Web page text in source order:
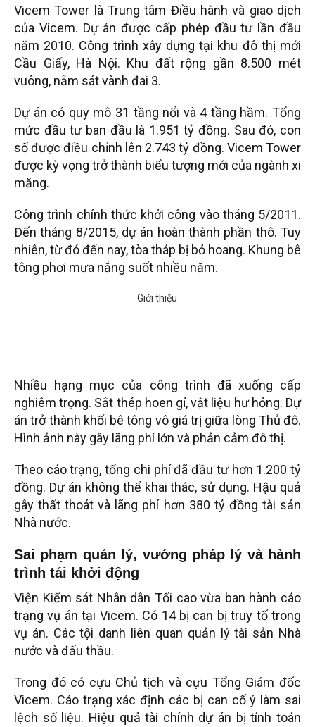
Vicem Tower là Trung tâm Điều hành và giao dịch
của Vicem. Dự án được cấp phép đầu tư lần đầu
năm 2010. Công trình xây dựng tại khu đô thị mới
Cầu Giấy, Hà Nội. Khu đất rộng gần 8.500 mét
vuông, nằm sát vành đai 3.
Dự án có quy mô 31 tầng nổi và 4 tầng hầm. Tổng
mức đầu tư ban đầu là 1.951 tỷ đồng. Sau đó, con
số được điều chỉnh lên 2.743 tỷ đồng. Vicem Tower
được kỳ vọng trở thành biểu tượng mới của ngành xi
măng.
Công trình chính thức khởi công vào tháng 5/2011.
Đến tháng 8/2015, dự án hoàn thành phần thô. Tuy
nhiên, từ đó đến nay, tòa tháp bị bỏ hoang. Khung bê
tông phơi mưa nắng suốt nhiều năm.
Nhiều hạng mục của công trình đã xuống cấp
nghiêm trọng. Sắt thép hoen gỉ, vật liệu hư hỏng. Dự
án trở thành khối bê tông vô giá trị giữa lòng Thủ đô.
Hình ảnh này gây lãng phí lớn và phản cảm đô thị.
Theo cáo trạng, tổng chi phí đã đầu tư hơn 1.200 tỷ
đồng. Dự án không thể khai thác, sử dụng. Hậu quả
gây thất thoát và lãng phí hơn 380 tỷ đồng tài sản
Nhà nước.
Sai phạm quản lý, vướng pháp lý và hành
trình tái khởi động
Viện Kiểm sát Nhân dân Tối cao vừa ban hành cáo
trạng vụ án tại Vicem. Có 14 bị can bị truy tố trong
vụ án. Các tội danh liên quan quản lý tài sản Nhà
nước và đấu thầu.
Trong đó có cựu Chủ tịch và cựu Tổng Giám đốc
Vicem. Cáo trạng xác định các bị can cố ý làm sai
lệch số liệu. Hiệu quả tài chính dự án bị tính toán